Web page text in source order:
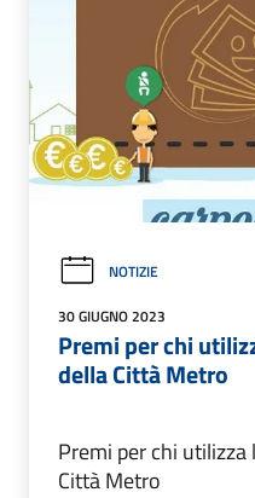
NOTIZIE
30 GIUGNO 2023
Premi per chi
della Città Metro
Premi per chi
Città Metro